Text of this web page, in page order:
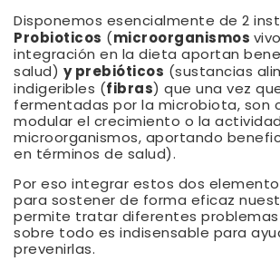
Disponemos esencialmente de 2
Probioticos (microorganismos
integración en la dieta aportan
salud) y prebióticos (sustancias
indigeribles (fibras) que una vez
fermentadas por la microbiota, son
modular el crecimiento o la
microorganismos, aportando
en términos de salud).
Por eso integrar estos dos
para sostener de forma eficaz
permite tratar diferentes
sobre todo es indisensable para
prevenirlas.